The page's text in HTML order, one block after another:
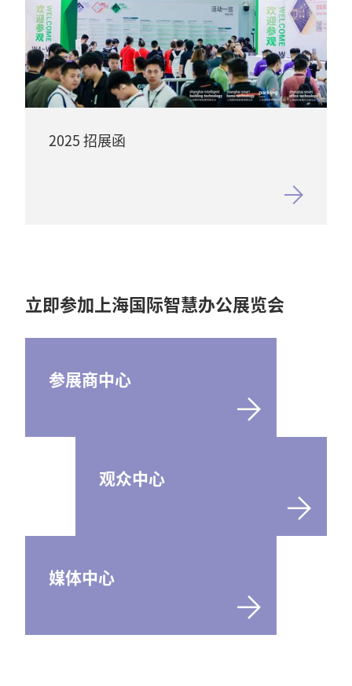
2025 招展函
立即参加上海国际智慧办公展览会
参展商中心
观众中心
媒体中心